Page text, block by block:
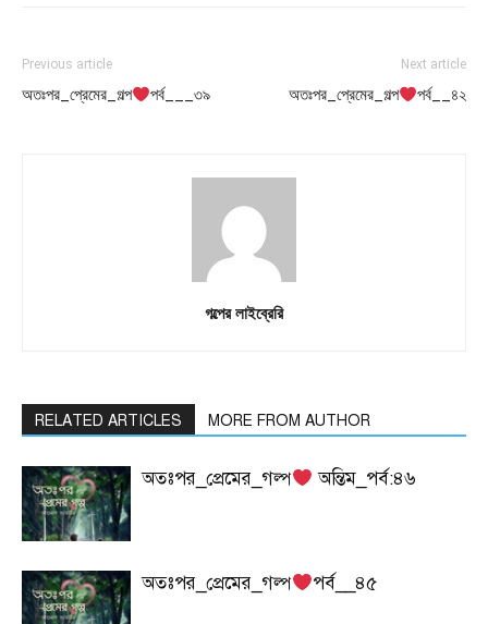
Previous article
অতঃপর_প্রেমের_গল্প পর্ব___৩৯
Next article
অতঃপর_প্রেমের_গল্প পর্ব__৪২
গল্পের লাইব্রেরি
RELATED ARTICLES MORE FROM AUTHOR
অতঃপর_প্রেমের_গল্প অন্তিম_পর্ব:৪৬
অতঃপর_প্রেমের_গল্প পর্ব__৪৫